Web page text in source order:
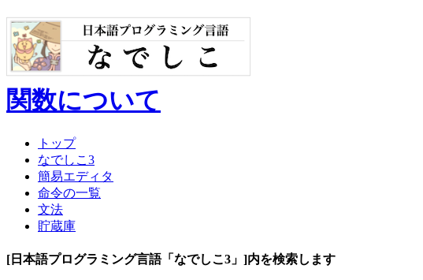
関数について
トップ
なでしこ3
簡易エディタ
命令の一覧
文法
貯蔵庫
[日本語プログラミング言語「なでしこ3」]内を検索します